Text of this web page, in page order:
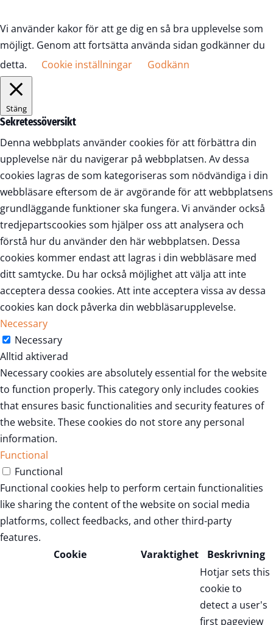
Vi använder kakor för att ge dig en så bra upplevelse som
möjligt. Genom att fortsätta använda sidan godkänner du
detta.
Cookie inställningar Godkänn
Stäng
Sekretessöversikt
Denna webbplats använder cookies för att förbättra din
upplevelse när du navigerar på webbplatsen. Av dessa
cookies lagras de som kategoriseras som nödvändiga i din
webbläsare eftersom de är avgörande för att webbplatsens
grundläggande funktioner ska fungera. Vi använder också
tredjepartscookies som hjälper oss att analysera och
förstå hur du använder den här webbplatsen. Dessa
cookies kommer endast att lagras i din webbläsare med
ditt samtycke. Du har också möjlighet att välja att inte
acceptera dessa cookies. Att inte acceptera vissa av dessa
cookies kan dock påverka din webbläsarupplevelse.
Necessary
Necessary
Alltid aktiverad
Necessary cookies are absolutely essential for the website
to function properly. This category only includes cookies
that ensures basic functionalities and security features of
the website. These cookies do not store any personal
information.
Functional
Functional
Functional cookies help to perform certain functionalities
like sharing the content of the website on social media
platforms, collect feedbacks, and other third-party
features.
Cookie
Varaktighet Beskrivning
Hotjar sets this
cookie to
detect a user's
first pageview